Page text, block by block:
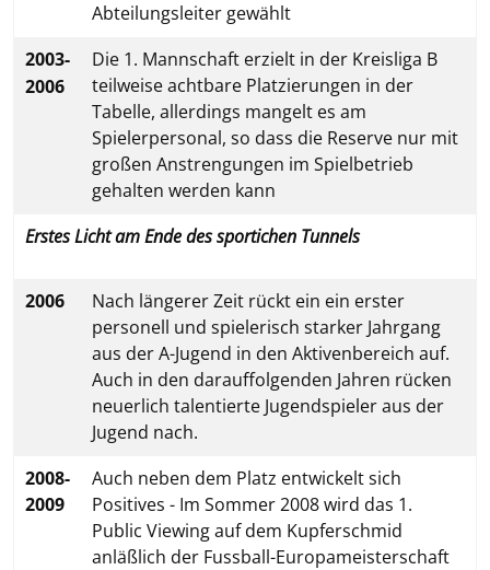
Abteilungsleiter gewählt
2003-
2006
Die 1. Mannschaft erzielt in der Kreisliga B
teilweise achtbare Platzierungen in der
Tabelle, allerdings mangelt es am
Spielerpersonal, so dass die Reserve nur mit
großen Anstrengungen im Spielbetrieb
gehalten werden kann
Erstes Licht am Ende des sportichen Tunnels
2006
Nach längerer Zeit rückt ein ein erster
personell und spielerisch starker Jahrgang
aus der A-Jugend in den Aktivenbereich auf.
Auch in den darauffolgenden Jahren rücken
neuerlich talentierte Jugendspieler aus der
Jugend nach.
2008-
2009
Auch neben dem Platz entwickelt sich
Positives - Im Sommer 2008 wird das 1.
Public Viewing auf dem Kupferschmid
anläßlich der Fussball-Europameisterschaft